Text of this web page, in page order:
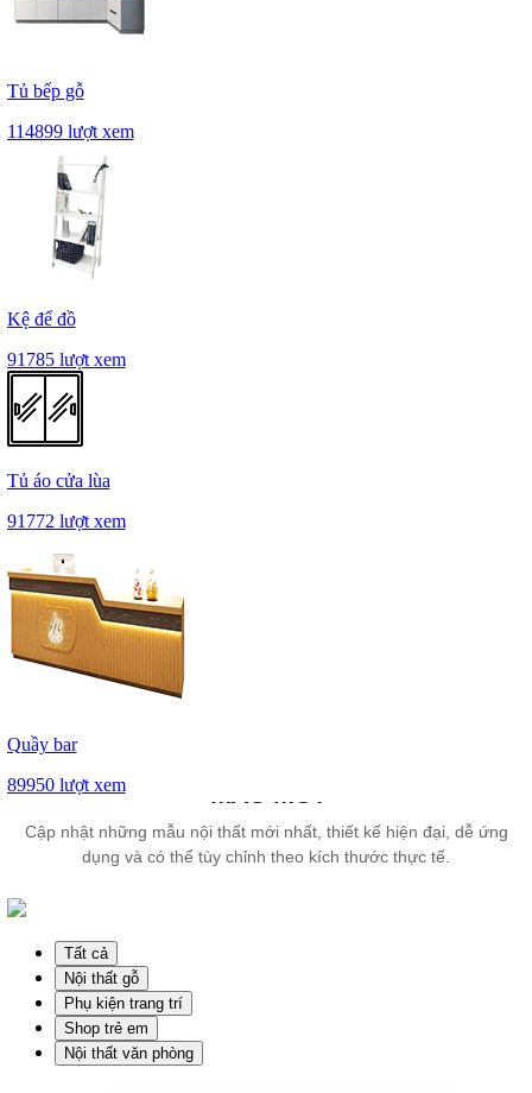
Tủ bếp gỗ
114899 lượt xem
Kệ để đồ
91785 lượt xem
Tủ áo cửa lùa
91772 lượt xem
Quầy bar
89950 lượt xem
Cập nhật những mẫu nội thất mới nhất, thiết kế hiện đại, dễ ứng
dụng và có thể tùy chỉnh theo kích thước thực tế.
Tất cả
Nội thất gỗ
Phụ kiện trang trí
Shop trẻ em
Nội thất văn phòng